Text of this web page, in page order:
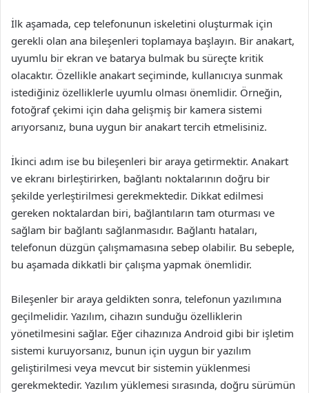
İlk aşamada, cep telefonunun iskeletini oluşturmak için
gerekli olan ana bileşenleri toplamaya başlayın. Bir anakart,
uyumlu bir ekran ve batarya bulmak bu süreçte kritik
olacaktır. Özellikle anakart seçiminde, kullanıcıya sunmak
istediğiniz özelliklerle uyumlu olması önemlidir. Örneğin,
fotoğraf çekimi için daha gelişmiş bir kamera sistemi
arıyorsanız, buna uygun bir anakart tercih etmelisiniz.
İkinci adım ise bu bileşenleri bir araya getirmektir. Anakart
ve ekranı birleştirirken, bağlantı noktalarının doğru bir
şekilde yerleştirilmesi gerekmektedir. Dikkat edilmesi
gereken noktalardan biri, bağlantıların tam oturması ve
sağlam bir bağlantı sağlanmasıdır. Bağlantı hataları,
telefonun düzgün çalışmamasına sebep olabilir. Bu sebeple,
bu aşamada dikkatli bir çalışma yapmak önemlidir.
Bileşenler bir araya geldikten sonra, telefonun yazılımına
geçilmelidir. Yazılım, cihazın sunduğu özelliklerin
yönetilmesini sağlar. Eğer cihazınıza Android gibi bir işletim
sistemi kuruyorsanız, bunun için uygun bir yazılım
geliştirilmesi veya mevcut bir sistemin yüklenmesi
gerekmektedir. Yazılım yüklemesi sırasında, doğru sürümün